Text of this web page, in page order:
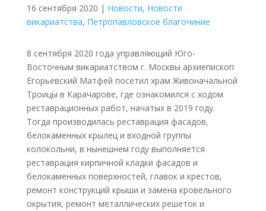
16 сентября 2020 | Новости, Новости
викариатства, Петропавловское благочиние
8 сентября 2020 года управляющий Юго-
Восточным викариатством г. Москвы архиепископ
Егорьевский Матфей посетил храм Живоначальной
Троицы в Карачарове, где ознакомился с ходом
реставрационных работ, начатых в 2019 году.
Тогда производилась реставрация фасадов,
белокаменных крылец и входной группы
колокольни, в нынешнем году выполняется
реставрация кирпичной кладки фасадов и
белокаменных поверхностей, главок и крестов,
ремонт конструкций крыши и замена кровельного
окрытия, ремонт металлических решеток и